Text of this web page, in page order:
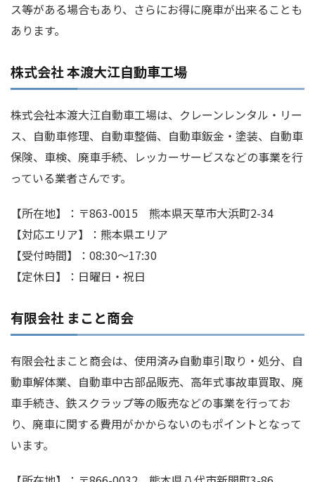
ス等がある場合もあり、さらにお得に廃車が出来ることも
あります。
株式会社 本渡大江自動車工場
株式会社本渡大江自動車工場は、クレーンレンタル・リー
ス、自動車修理、自動車整備、自動車鈑金・塗装、自動車
保険、車検、廃車手続、レッカーサービスなどの事業を行
っている業者さんです。
【所在地】：〒863-0015 熊本県天草市大浜町2-34
【対応エリア】：熊本県エリア
【受付時間】：08:30～17:30
【定休日】：日曜日・祝日
有限会社 まこと商会
有限会社まこと商会は、使用済み自動車引取り・処分、自
動車解体業、自動車中古部品販売、高年式事故車買取、廃
車手続き、鉄スクラップ等の販売などの事業を行ってお
り、廃車に関する費用がかからないのもポイントとなって
います。